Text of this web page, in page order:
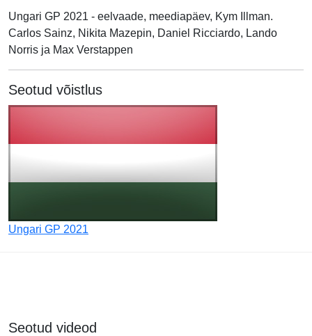
Ungari GP 2021 - eelvaade, meediapäev, Kym Illman.
Carlos Sainz, Nikita Mazepin, Daniel Ricciardo, Lando
Norris ja Max Verstappen
Seotud võistlus
Ungari GP 2021
Seotud videod